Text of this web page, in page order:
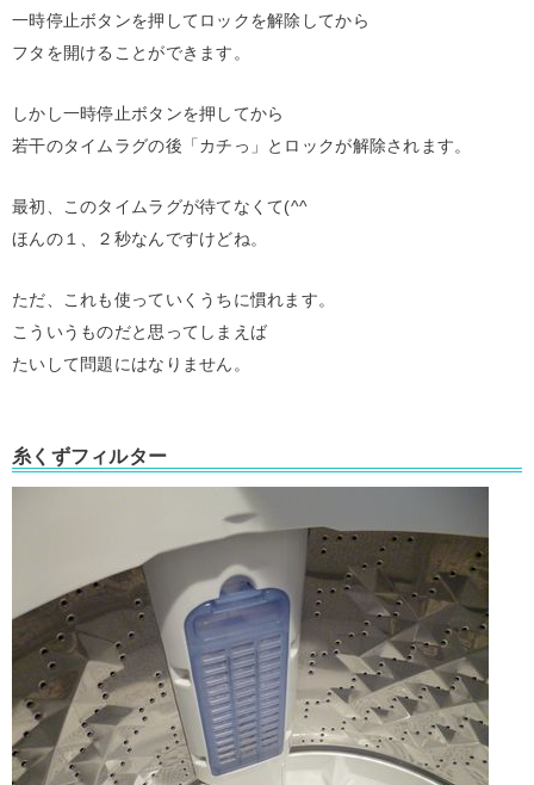
一時停止ボタンを押してロックを解除してから
フタを開けることができます。
しかし一時停止ボタンを押してから
若干のタイムラグの後「カチっ」とロックが解除されます。
最初、このタイムラグが待てなくて(^^ゞ
ほんの１、２秒なんですけどね。
ただ、これも使っていくうちに慣れます。
こういうものだと思ってしまえば
たいして問題にはなりません。
糸くずフィルター